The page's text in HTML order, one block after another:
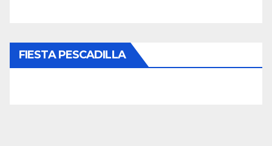
FIESTA PESCADILLA